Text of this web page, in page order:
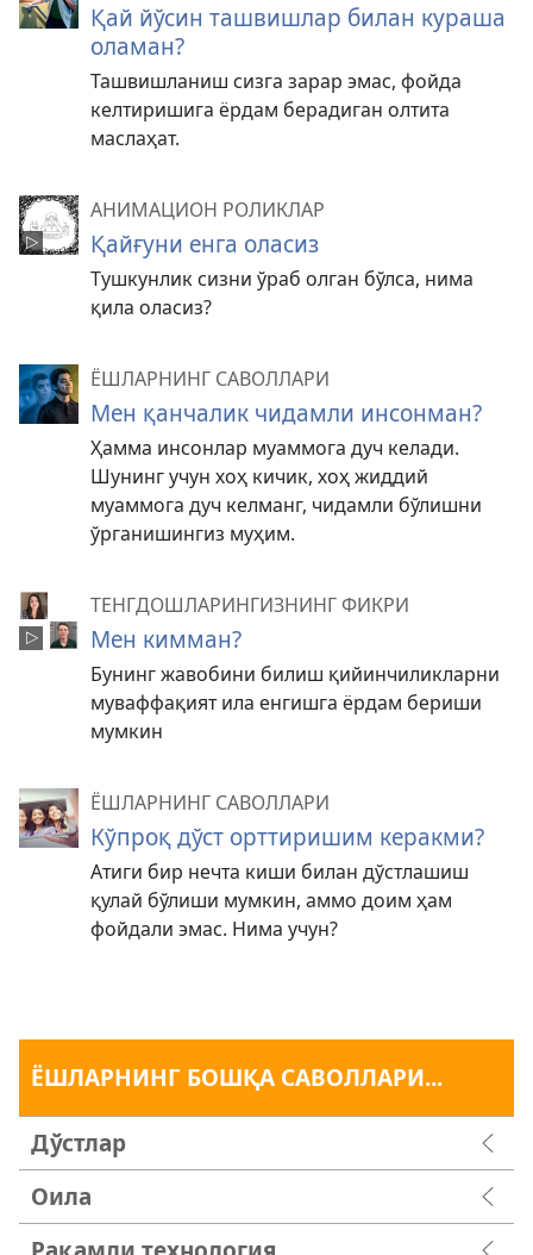
Қай йўсин ташвишлар билан кураша
оламан?
Ташвишланиш сизга зарар эмас, фойда
келтиришига ёрдам берадиган олтита
маслаҳат.
АНИМАЦИОН РОЛИКЛАР
Қайғуни енга оласиз
Тушкунлик сизни ўраб олган бўлса, нима
қила оласиз?
ЁШЛАРНИНГ САВОЛЛАРИ
Мен қанчалик чидамли инсонман?
Ҳамма инсонлар муаммога дуч келади.
Шунинг учун хоҳ кичик, хоҳ жиддий
муаммога дуч келманг, чидамли бўлишни
ўрганишингиз муҳим.
ТЕНГДОШЛАРИНГИЗНИНГ ФИКРИ
Мен кимман?
Бунинг жавобини билиш қийинчиликларни
муваффақият ила енгишга ёрдам бериши
мумкин
ЁШЛАРНИНГ САВОЛЛАРИ
Кўпроқ дўст орттиришим керакми?
Атиги бир нечта киши билан дўстлашиш
қулай бўлиши мумкин, аммо доим ҳам
фойдали эмас. Нима учун?
ЁШЛАРНИНГ БОШҚА САВОЛЛАРИ...
Дўстлар
Оила